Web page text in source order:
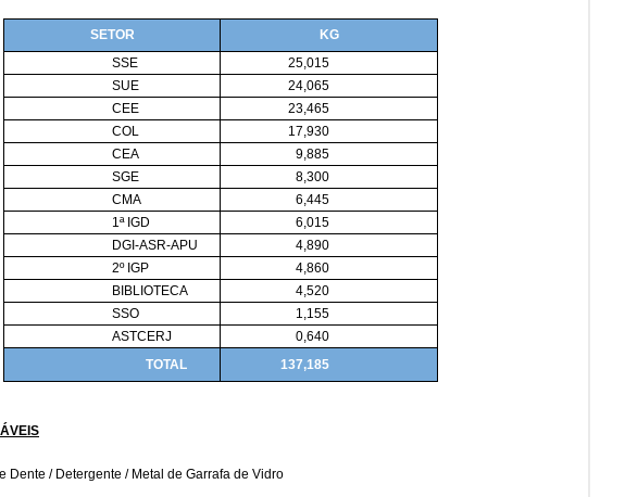
SETOR
KG
SSE
25,015
SUE
24,065
CEE
23,465
COL
17,930
CEA
9,885
SGE
8,300
CMA
6,445
1ª IGD
6,015
DGI-ASR-APU
4,890
2º IGP
4,860
BIBLIOTECA
4,520
SSO
1,155
ASTCERJ
0,640
TOTAL
137,185
Dente / Detergente / Metal de Garrafa de Vidro